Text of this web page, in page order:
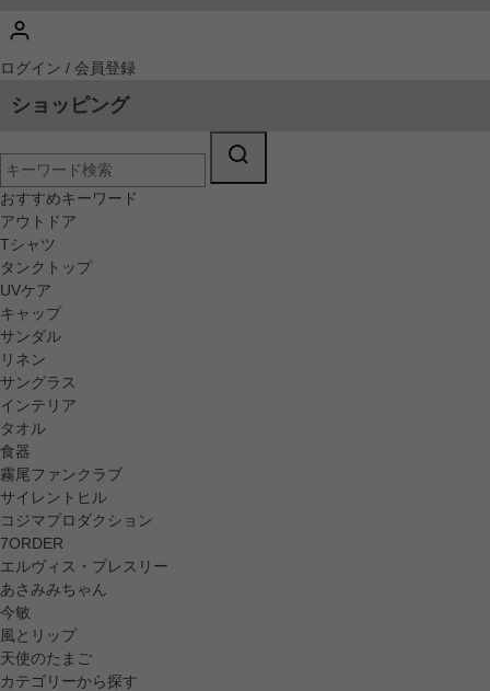
ログイン / 会員登録
ショッピング
おすすめキーワード
アウトドア
Tシャツ
タンクトップ
UVケア
キャップ
サンダル
リネン
サングラス
インテリア
タオル
食器
霧尾ファンクラブ
サイレントヒル
コジマプロダクション
7ORDER
エルヴィス・プレスリー
あさみみちゃん
今敏
風とリップ
天使のたまご
カテゴリーから探す